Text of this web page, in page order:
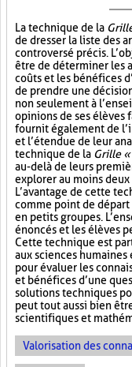
La technique de la
de dresser la liste des
controversé précis.
être de déterminer les
coûts et les bénéfices
de prendre une
non seulement à
opinions de ses élèves
fournit également de
et l’étendue de leur
technique de la Grille
au-delà de leurs
explorer au moins
L’avantage de cette
comme point de départ
en petits groupes.
énoncés et les élèves
Cette technique est
aux sciences
pour évaluer les
et bénéfices d’une
solutions techniques
peut tout aussi bien
scientifiques et
Valorisation des